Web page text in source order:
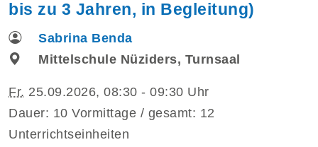
bis zu 3 Jahren, in Begleitung)
Sabrina Benda
Mittelschule Nüziders, Turnsaal
Fr. 25.09.2026, 08:30 - 09:30 Uhr
Dauer: 10 Vormittage / gesamt: 12
Unterrichtseinheiten